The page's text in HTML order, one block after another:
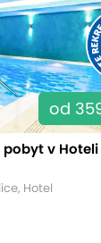
od
pobyt v Hoteli
Hotel